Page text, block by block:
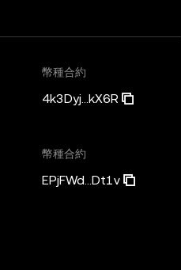
幣種合約
4k3Dyj...kX6R
幣種合約
EPjFWd...Dt1v